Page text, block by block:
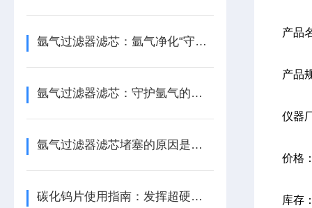
氩气过滤器滤芯：氩气净化“守门人”，保障精密工艺品质
氩气过滤器滤芯：守护氩气的纯净之源
氩气过滤器滤芯堵塞的原因是什么？
碳化钨片使用指南：发挥超硬材料性能
产品
产品
仪器
价格
库存